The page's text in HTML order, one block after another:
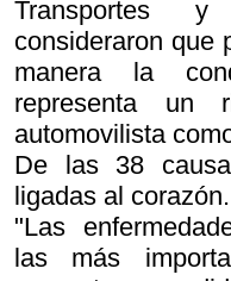
Transportes
consideraron que
manera la
representa un
automovilista
De las 38
ligadas al corazón.
"Las
las más